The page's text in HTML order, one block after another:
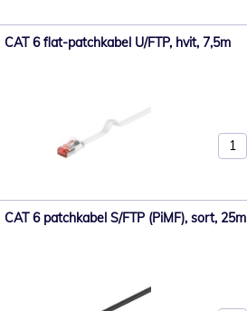
CAT 6 flat-patchkabel U/FTP, hvit, 7,5m
CAT 6 patchkabel S/FTP (PiMF), sort, 25m